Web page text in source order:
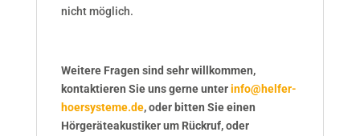
nicht möglich.
Weitere Fragen sind sehr willkommen,
kontaktieren Sie uns gerne unterinfo@helfer-
hoersysteme.de, oder bitten Sie einen
Hörgeräteakustiker um Rückruf, oder